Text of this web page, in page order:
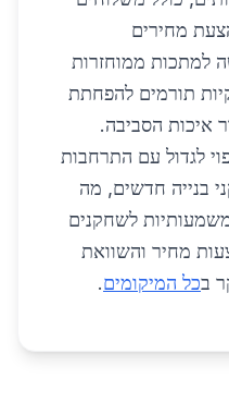
24/7, וכן הצעת מחירים
למתכות ממוחזרות
תורמים להפחתת
איכות הסביבה.
לגדול עם התרחבות
בנייה חדשים, מה
לשחקנים
מחיר והשוואת
בכל המיקומים.